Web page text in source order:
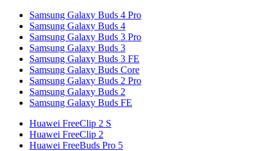
Samsung Galaxy Buds 4 Pro
Samsung Galaxy Buds 4
Samsung Galaxy Buds 3 Pro
Samsung Galaxy Buds 3
Samsung Galaxy Buds 3 FE
Samsung Galaxy Buds Core
Samsung Galaxy Buds 2 Pro
Samsung Galaxy Buds 2
Samsung Galaxy Buds FE
Huawei FreeClip 2 S
Huawei FreeClip 2
Huawei FreeBuds Pro 5